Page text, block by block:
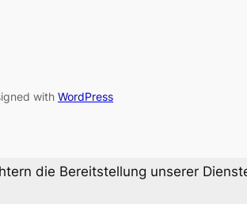
with WordPress
die Bereitstellung unserer